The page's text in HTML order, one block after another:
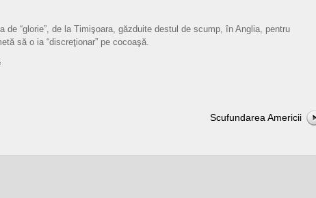
de “glorie”, de la Timişoara, găzduite destul de scump, în Anglia, pentru
să o ia “discreţionar” pe cocoaşă.
Scufundarea Americii